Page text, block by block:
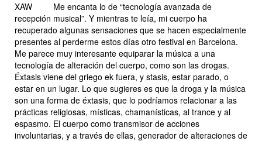
XAW
Me encanta lo de “tecnología avanzada de
recepción musical”. Y mientras te leía, mi cuerpo ha
recuperado algunas sensaciones que se hacen especialmente
presentes al perderme estos días otro festival en Barcelona.
Me parece muy interesante equiparar la música a una
tecnología de alteración del cuerpo, como son las drogas.
Éxtasis viene del griego ek fuera, y stasis, estar parado, o
estar en un lugar. Lo que sugieres es que la droga y la música
son una forma de éxtasis, que lo podríamos relacionar a las
prácticas religiosas, místicas, chamanísticas, al trance y al
espasmo. El cuerpo como transmisor de acciones
involuntarias, y a través de ellas, generador de alteraciones de